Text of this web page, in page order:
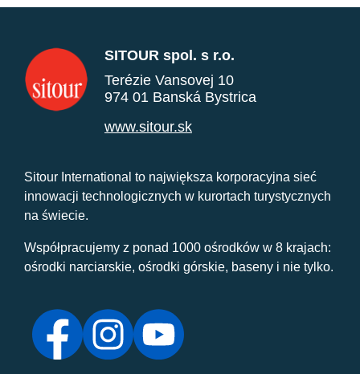
SITOUR spol. s r.o.
Terézie Vansovej 10
974 01 Banská Bystrica
www.sitour.sk
Sitour International to największa korporacyjna sieć
innowacji technologicznych w kurortach turystycznych
na świecie.
Współpracujemy z ponad 1000 ośrodków w 8 krajach:
ośrodki narciarskie, ośrodki górskie, baseny i nie tylko.